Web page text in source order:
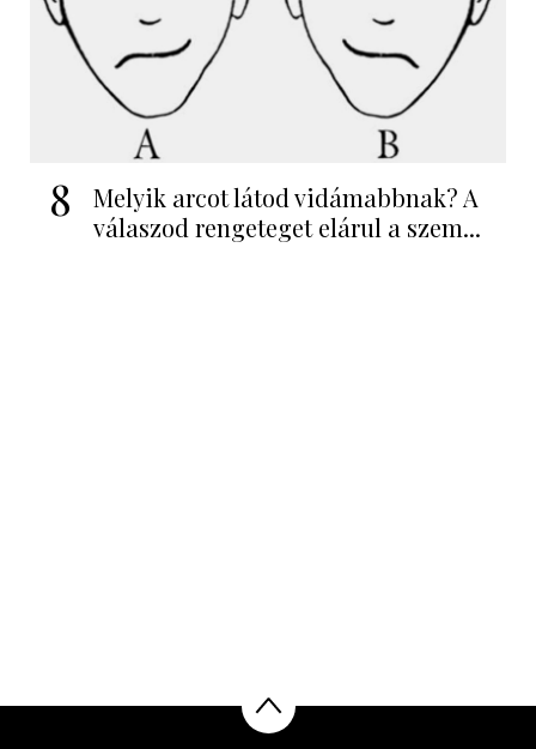
8
Melyik arcot látod vidámabbnak? A
válaszod rengeteget elárul a szem...